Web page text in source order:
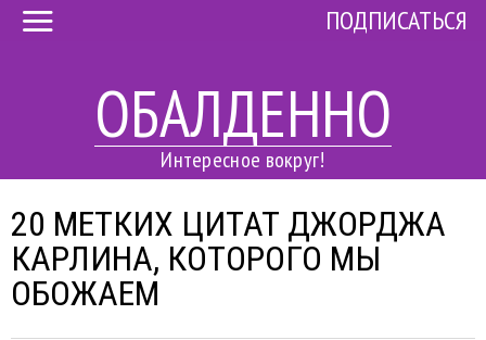
ОБАЛДЕННО
Интересное вокруг!
ПОДПИСАТЬСЯ
20 МЕТКИХ ЦИТАТ ДЖОРДЖА
КАРЛИНА, КОТОРОГО МЫ
ОБОЖАЕМ